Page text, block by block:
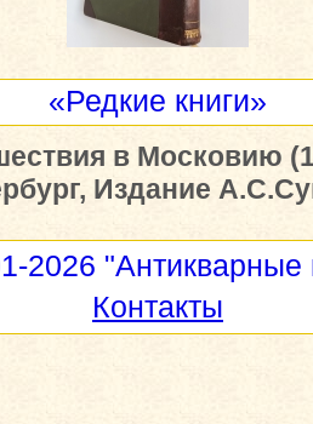
«Редкие книги»
в Московию
Издание
2026 "Антикварные
Контакты